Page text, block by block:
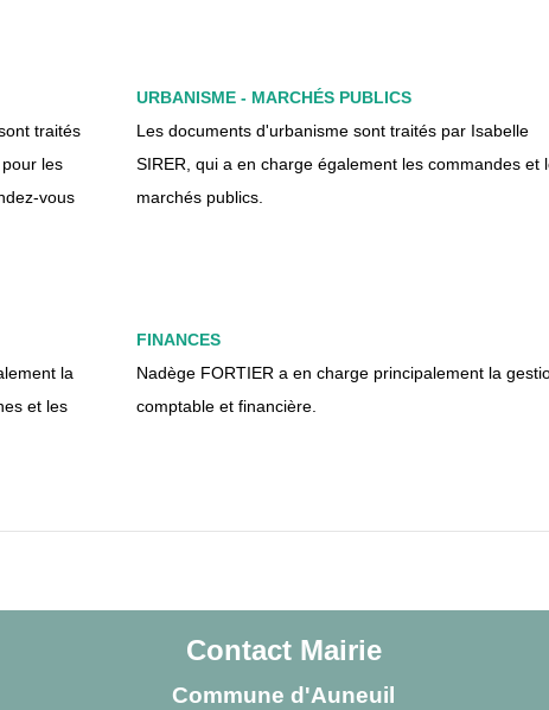
traités
les
vous
URBANISME - MARCHÉS PUBLICS
Les documents d'urbanisme sont traités par Isabelle
SIRER, qui a en charge également les commandes et
marchés publics.
la
et les
FINANCES
Nadège FORTIER a en charge principalement la
comptable et financière.
Contact Mairie
Commune d'Auneuil